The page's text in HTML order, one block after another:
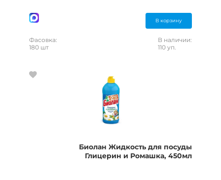
В корзину
Фасовка:
180 шт
В наличии:
110 уп.
Биолан Жидкость для посуды
Глицерин и Ромашка, 450мл